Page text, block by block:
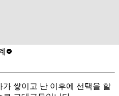
쌓이고 난 이후에 선택을 할